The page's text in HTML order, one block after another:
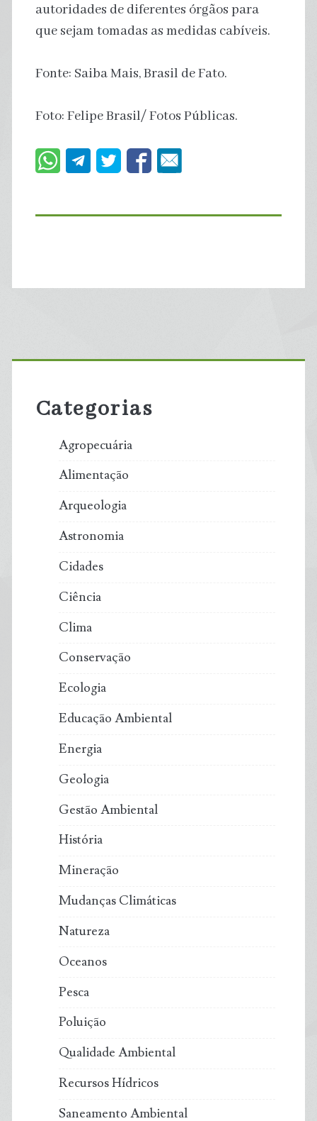
autoridades de diferentes órgãos para
que sejam tomadas as medidas cabíveis.
Fonte: Saiba Mais, Brasil de Fato.
Foto: Felipe Brasil/ Fotos Públicas.
Primary
Sidebar
Categorias
Agropecuária
Alimentação
Arqueologia
Astronomia
Cidades
Ciência
Clima
Conservação
Ecologia
Educação Ambiental
Energia
Geologia
Gestão Ambiental
História
Mineração
Mudanças Climáticas
Natureza
Oceanos
Pesca
Poluição
Qualidade Ambiental
Recursos Hídricos
Saneamento Ambiental